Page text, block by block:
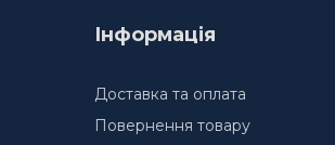
Інформація
Доставка та оплата
Повернення товару